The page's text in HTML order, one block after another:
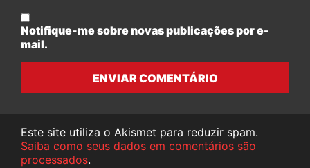
Notifique-me sobre novas publicações por e-
mail.
ENVIAR COMENTÁRIO
Este site utiliza o Akismet para reduzir spam.
Saiba como seus dados em comentários são
processados.